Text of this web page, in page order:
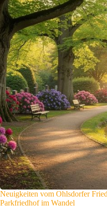
Neuigkeiten vom Ohlsdorfer
Parkfriedhof im Wandel